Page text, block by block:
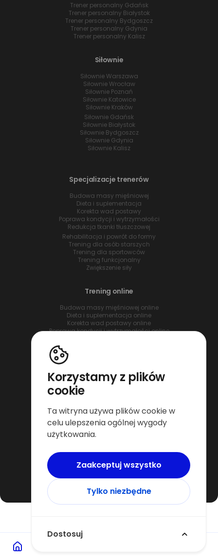
Trener personalny Gdańsk
Trener personalny Białystok
Trener personalny Bydgoszcz
Trener personalny Gdynia
Trener personalny Kalisz
Siłownie
Siłownie Warszawa
Siłownie Wrocław
Siłownie Poznań
Siłownie Katowice
Siłownie Kraków
Siłownie Gdańsk
Siłownie Białystok
Siłownie Bydgoszcz
Siłownie Gdynia
Siłownie Kalisz
Specjalizacje trenerów
Budowa masy mięśniowej
Dieta i suplementacja
Korekta wad postawy
Poprawa kondycji i wytrzymałości
Redukcja tkanki tłuszczowej
Rehabilitacja i powrót do formy
Trening dla osób starszych
Trening dla sportowców
Trening funkcjonalny
Zwiększenie siły
Trening online
Budowa masy mięśniowej online
Dieta i suplementacja online
Korekta wad postawy online
Poprawa kondycji i wytrzymałości online
Rehabilitacja i powrót do formy online
Trening dla osób starszych online
Trening dla sportowców online
Trening funkcjonalny online
Zwiększenie siły online
Dla trenera Warszawa
Dla trenera Wrocław
Dla trenera Poznań
Dla trenera Kraków
Dla trenera Gdańsk
Korzystamy z plików
cookie
Ta witryna używa plików cookie w
celu ulepszenia ogólnej wygody
użytkowania.
Zaakceptuj wszystko
Tylko niezbędne
Dostosuj